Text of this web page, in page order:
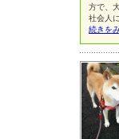
方で、
社会人
続きを